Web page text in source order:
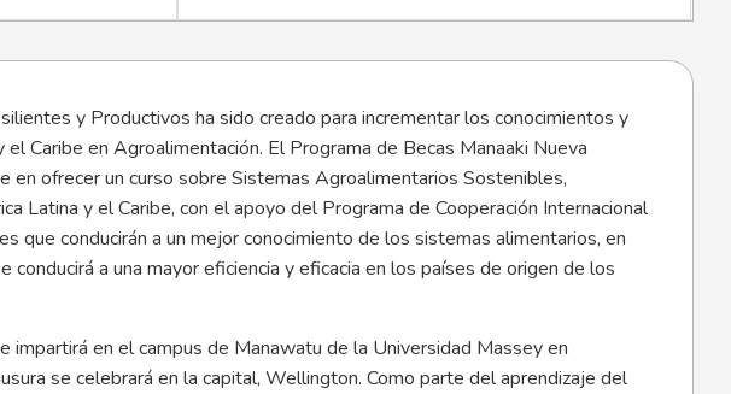
y Productivos ha sido creado para incrementar los conocimientos y
Caribe en Agroalimentación. El Programa de Becas Manaaki Nueva
en ofrecer un curso sobre Sistemas Agroalimentarios Sostenibles,
Latina y el Caribe, con el apoyo del Programa de Cooperación Internacional
que conducirán a un mejor conocimiento de los sistemas alimentarios, en
a una mayor eficiencia y eficacia en los países de origen de los
impartirá en el campus de Manawatu de la Universidad Massey en
se celebrará en la capital, Wellington. Como parte del aprendizaje del